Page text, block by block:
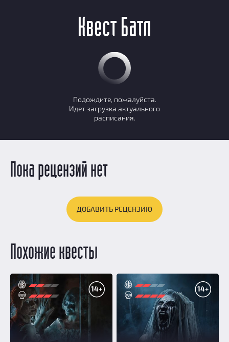
Квест Батл
Подождите, пожалуйста.
Идет загрузка актуального
расписания.
Пока рецензий нет
ДОБАВИТЬ РЕЦЕНЗИЮ
Похожие квесты
14+ 14+